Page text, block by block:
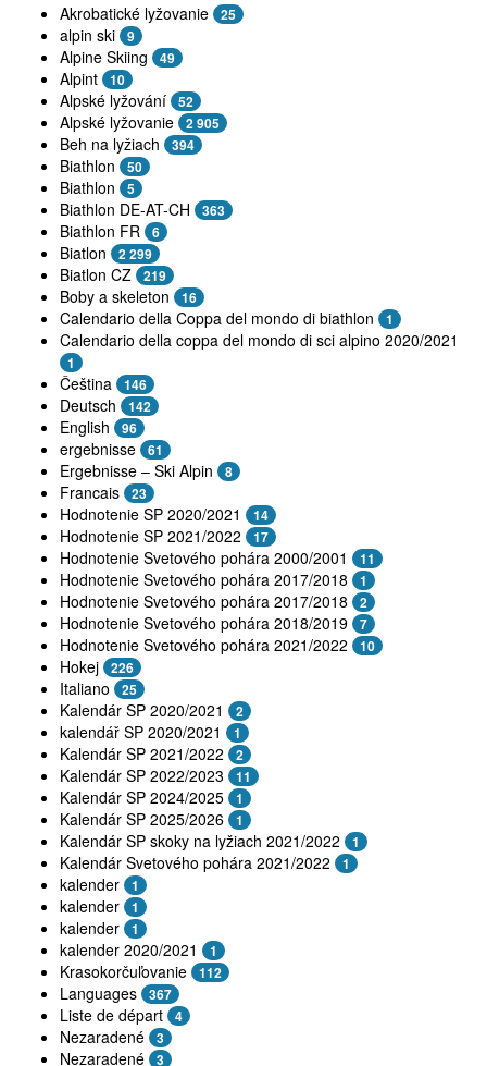
Akrobatické lyžovanie 25
alpin ski 9
Alpine Skiing 49
Alpint 10
Alpské lyžování 52
Alpské lyžovanie 2 905
Beh na lyžiach 394
Biathlon 50
Biathlon 5
Biathlon DE-AT-CH 363
Biathlon FR 6
Biatlon 2 299
Biatlon CZ 219
Boby a skeleton 16
Calendario della Coppa del mondo di biathlon 1
Calendario della coppa del mondo di sci alpino 2020/2021
1
Čeština 146
Deutsch 142
English 96
ergebnisse 61
Ergebnisse – Ski Alpin 8
Francais 23
Hodnotenie SP 2020/2021 14
Hodnotenie SP 2021/2022 17
Hodnotenie Svetového pohára 2000/2001 11
Hodnotenie Svetového pohára 2017/2018 1
Hodnotenie Svetového pohára 2017/2018 2
Hodnotenie Svetového pohára 2018/2019 7
Hodnotenie Svetového pohára 2021/2022 10
Hokej 226
Italiano 25
Kalendár SP 2020/2021 2
kalendář SP 2020/2021 1
Kalendár SP 2021/2022 2
Kalendár SP 2022/2023 11
Kalendár SP 2024/2025 1
Kalendár SP 2025/2026 1
Kalendár SP skoky na lyžiach 2021/2022 1
Kalendár Svetového pohára 2021/2022 1
kalender 1
kalender 1
kalender 1
kalender 2020/2021 1
Krasokorčuľovanie 112
Languages 367
Liste de départ 4
Nezaradené 3
Nezaradené 3